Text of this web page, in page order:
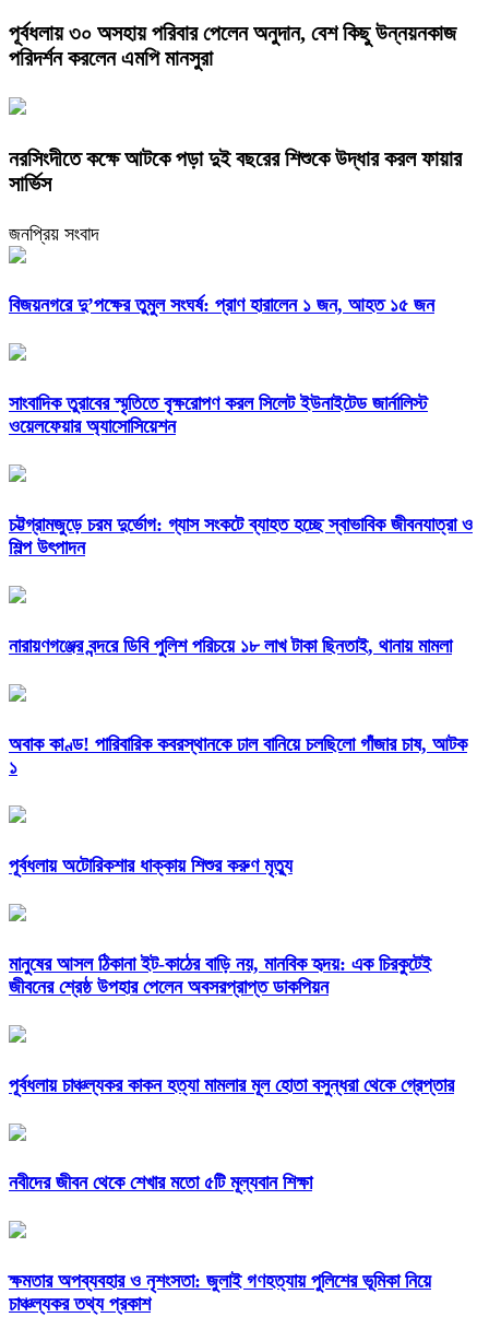
পূর্বধলায় ৩০ অসহায় পরিবার পেলেন অনুদান, বেশ কিছু উন্নয়নকাজ
পরিদর্শন করলেন এমপি মানসুরা
নরসিংদীতে কক্ষে আটকে পড়া দুই বছরের শিশুকে উদ্ধার করল ফায়ার
সার্ভিস
জনপ্রিয় সংবাদ
বিজয়নগরে দু’পক্ষের তুমুল সংঘর্ষ: প্রাণ হারালেন ১ জন, আহত ১৫ জন
সাংবাদিক তুরাবের স্মৃতিতে বৃক্ষরোপণ করল সিলেট ইউনাইটেড জার্নালিস্ট
ওয়েলফেয়ার অ্যাসোসিয়েশন
চট্টগ্রামজুড়ে চরম দুর্ভোগ: গ্যাস সংকটে ব্যাহত হচ্ছে স্বাভাবিক জীবনযাত্রা ও
শিল্প উৎপাদন
নারায়ণগঞ্জের বন্দরে ডিবি পুলিশ পরিচয়ে ১৮ লাখ টাকা ছিনতাই, থানায় মামলা
অবাক কাণ্ড! পারিবারিক কবরস্থানকে ঢাল বানিয়ে চলছিলো গাঁজার চাষ, আটক
১
পূর্বধলায় অটোরিকশার ধাক্কায় শিশুর করুণ মৃত্যু
মানুষের আসল ঠিকানা ইট-কাঠের বাড়ি নয়, মানবিক হৃদয়: এক চিরকুটেই
জীবনের শ্রেষ্ঠ উপহার পেলেন অবসরপ্রাপ্ত ডাকপিয়ন
পূর্বধলায় চাঞ্চল্যকর কাকন হত্যা মামলার মূল হোতা বসুন্ধরা থেকে গ্রেপ্তার
নবীদের জীবন থেকে শেখার মতো ৫টি মূল্যবান শিক্ষা
ক্ষমতার অপব্যবহার ও নৃশংসতা: জুলাই গণহত্যায় পুলিশের ভূমিকা নিয়ে
চাঞ্চল্যকর তথ্য প্রকাশ